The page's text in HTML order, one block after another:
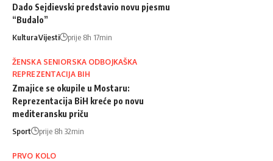
Dado Sejdievski predstavio novu pjesmu
“Budalo”
KulturaVijesti prije 8h 17min
ŽENSKA SENIORSKA ODBOJKAŠKA
REPREZENTACIJA BIH
Zmajice se okupile u Mostaru:
Reprezentacija BiH kreće po novu
mediteransku priču
Sport prije 8h 32min
PRVO KOLO